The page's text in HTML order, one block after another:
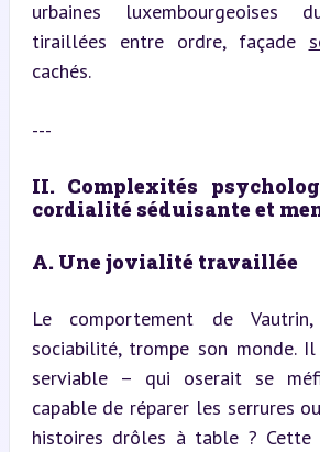
urbaines luxembourgeoises
tiraillées entre ordre, façade
cachés.
---
II. Complexités
cordialité séduisante et
A. Une jovialité travaillée
Le comportement de Vautrin,
sociabilité, trompe son monde.
serviable – qui oserait se
capable de réparer les serrures
histoires drôles à table ? Cette